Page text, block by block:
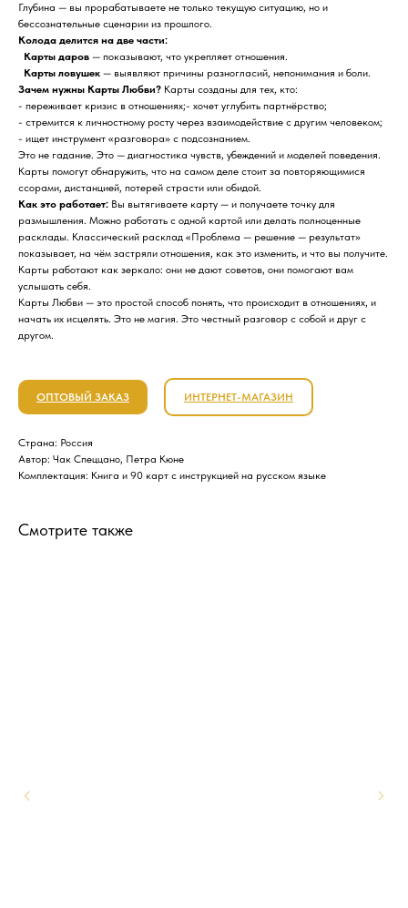
Глубина — вы прорабатываете не только текущую ситуацию, но и
бессознательные сценарии из прошлого.
Колода делится на две части:
Карты даров — показывают, что укрепляет отношения.
Карты ловушек — выявляют причины разногласий, непонимания и боли.
Зачем нужны Карты Любви? Карты созданы для тех, кто:
- переживает кризис в отношениях;- хочет углубить партнёрство;
- стремится к личностному росту через взаимодействие с другим человеком;
- ищет инструмент «разговора» с подсознанием.
Это не гадание. Это — диагностика чувств, убеждений и моделей поведения.
Карты помогут обнаружить, что на самом деле стоит за повторяющимися
ссорами, дистанцией, потерей страсти или обидой.
Как это работает: Вы вытягиваете карту — и получаете точку для
размышления. Можно работать с одной картой или делать полноценные
расклады. Классический расклад «Проблема — решение — результат»
показывает, на чём застряли отношения, как это изменить, и что вы получите.
Карты работают как зеркало: они не дают советов, они помогают вам
услышать себя.
Карты Любви — это простой способ понять, что происходит в отношениях, и
начать их исцелять. Это не магия. Это честный разговор с собой и друг с
другом.
ОПТОВЫЙ ЗАКАЗ ИНТЕРНЕТ-МАГАЗИН
Страна: Россия
Автор: Чак Спеццано, Петра Кюне
Комплектация: Книга и 90 карт с инструкцией на русском языке
Смотрите также